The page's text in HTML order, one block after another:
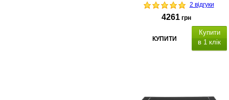
2 відгуки
4261 грн
КУПИТИ
Купити
в 1 клік